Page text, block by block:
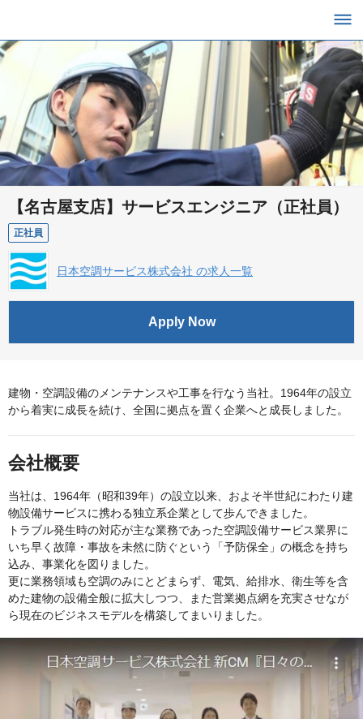
【名古屋支店】サービスエンジニア（正社員）
正社員
日本空調サービス株式会社 の求人一覧
Apply Now
建物・空調設備のメンテナンスや工事を行なう当社。1964年の設立
から着実に成長を続け、全国に拠点を置く企業へと成長しました。
会社概要
当社は、1964年（昭和39年）の設立以来、およそ半世紀にわたり建
物設備サービスに携わる独立系企業として歩んできました。
トラブル発生時の対応が主な業務であった空調設備サービス業界に
いち早く故障・事故を未然に防ぐという「予防保全」の概念を持ち
込み、事業化を図りました。
更に業務領域も空調のみにとどまらず、電気、給排水、衛生等を含
めた建物の設備全般に拡大しつつ、また営業拠点網を充実させなが
ら現在のビジネスモデルを構築してまいりました。